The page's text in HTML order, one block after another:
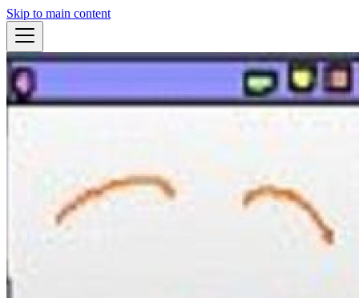
Skip to main content